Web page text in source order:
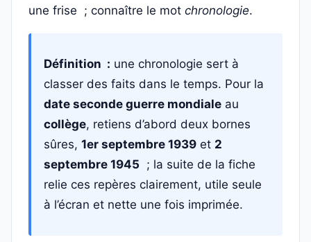
une frise ; connaître le mot chronologie.
Définition : une chronologie sert à
classer des faits dans le temps. Pour la
date seconde guerre mondiale au
collège, retiens d’abord deux bornes
sûres, 1er septembre 1939 et 2
septembre 1945 ; la suite de la fiche
relie ces repères clairement, utile seule
à l’écran et nette une fois imprimée.